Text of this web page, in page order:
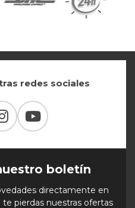
redes sociales
boletín
directamente en
te pierdas nuestras ofertas